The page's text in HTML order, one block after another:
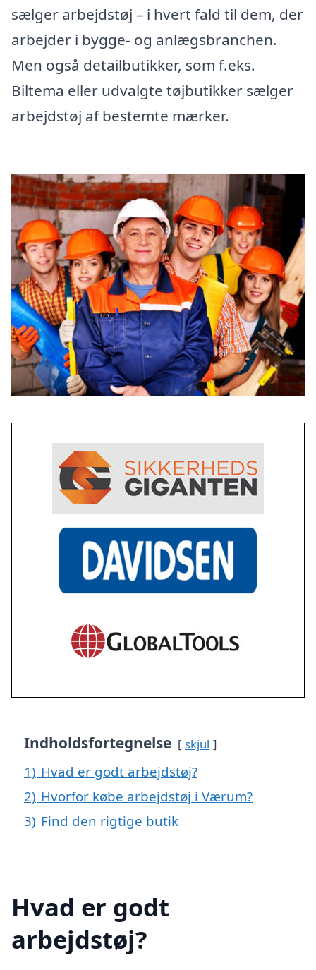
sælger arbejdstøj – i hvert fald til dem, der
arbejder i bygge- og anlægsbranchen.
Men også detailbutikker, som f.eks.
Biltema eller udvalgte tøjbutikker sælger
arbejdstøj af bestemte mærker.
Indholdsfortegnelse skjul
1) Hvad er godt arbejdstøj?
2) Hvorfor købe arbejdstøj i Værum?
3) Find den rigtige butik
Hvad er godt
arbejdstøj?